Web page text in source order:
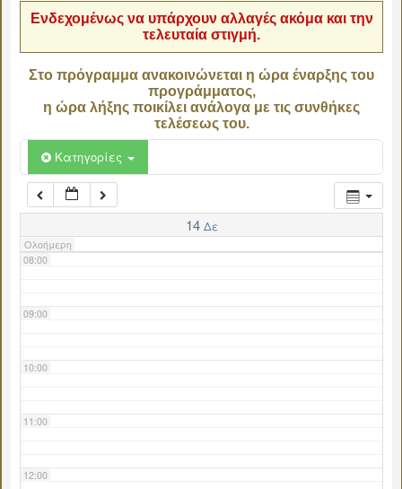
Ενδεχομένως να υπάρχουν αλλαγές ακόμα και την
τελευταία στιγμή.
Στο πρόγραμμα ανακοινώνεται η ώρα έναρξης του
προγράμματος,
η ώρα λήξης ποικίλει ανάλογα με τις συνθήκες
τελέσεως του.
Κατηγορίες
14 Δε
Ολοήμερη
06:00
07:00
08:00
09:00
10:00
11:00
12:00